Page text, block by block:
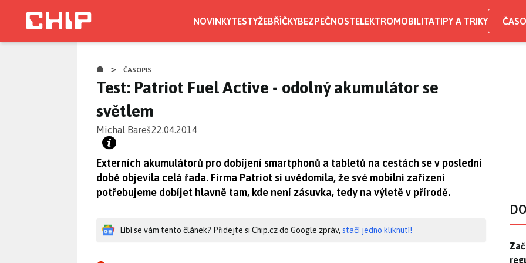
NOVINKYTESTYŽEBŘÍČKYBEZPEČNOSTELEKTROMOBILITATIPY A TRIKY
> ČASOPIS
Test: Patriot Fuel Active - odolný akumulátor se
světlem
Michal Bareš22.04.2014
Externích akumulátorů pro dobíjení smartphonů a tabletů na cestách se v poslední
době objevila celá řada. Firma Patriot si uvědomila, že své mobilní zařízení
potřebujeme dobíjet hlavně tam, kde není zásuvka, tedy na výletě v přírodě.
Líbí se vám tento článek? Přidejte si Chip.cz do Google zpráv, stačí jedno kliknutí!